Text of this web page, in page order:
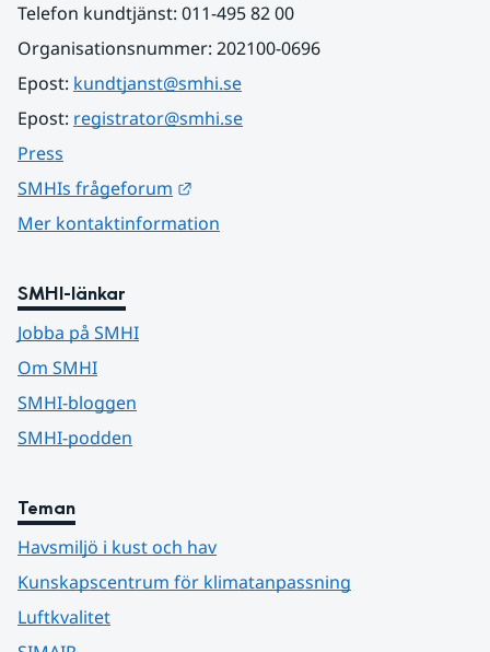
Telefon kundtjänst: 011-495 82 00
Organisationsnummer: 202100-0696
Epost: kundtjanst@smhi.se
Epost: registrator@smhi.se
Press
SMHIs frågeforum
Mer kontaktinformation
SMHI-länkar
Jobba på SMHI
Om SMHI
SMHI-bloggen
SMHI-podden
Teman
Havsmiljö i kust och hav
Kunskapscentrum för klimatanpassning
Luftkvalitet